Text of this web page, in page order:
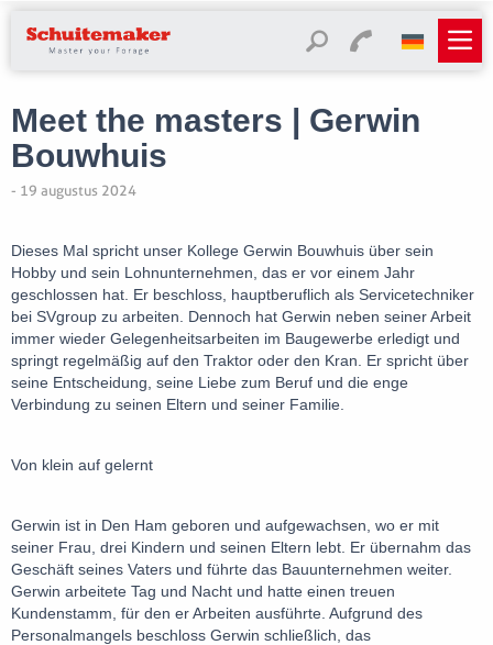
Meet the masters | Gerwin
Bouwhuis
- 19 augustus 2024
Dieses Mal spricht unser Kollege Gerwin Bouwhuis über sein
Hobby und sein Lohnunternehmen, das er vor einem Jahr
geschlossen hat. Er beschloss, hauptberuflich als Servicetechniker
bei SVgroup zu arbeiten. Dennoch hat Gerwin neben seiner Arbeit
immer wieder Gelegenheitsarbeiten im Baugewerbe erledigt und
springt regelmäßig auf den Traktor oder den Kran. Er spricht über
seine Entscheidung, seine Liebe zum Beruf und die enge
Verbindung zu seinen Eltern und seiner Familie.
Von klein auf gelernt
Gerwin ist in Den Ham geboren und aufgewachsen, wo er mit
seiner Frau, drei Kindern und seinen Eltern lebt. Er übernahm das
Geschäft seines Vaters und führte das Bauunternehmen weiter.
Gerwin arbeitete Tag und Nacht und hatte einen treuen
Kundenstamm, für den er Arbeiten ausführte. Aufgrund des
Personalmangels beschloss Gerwin schließlich, das